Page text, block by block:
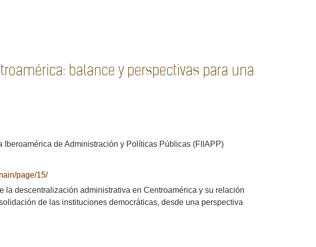
balance y perspectivas para una
Iberoamérica de Administración y Políticas Públicas (FIIAPP)
page/15/
la descentralización administrativa en Centroamérica y su relación
de las instituciones democráticas, desde una perspectiva